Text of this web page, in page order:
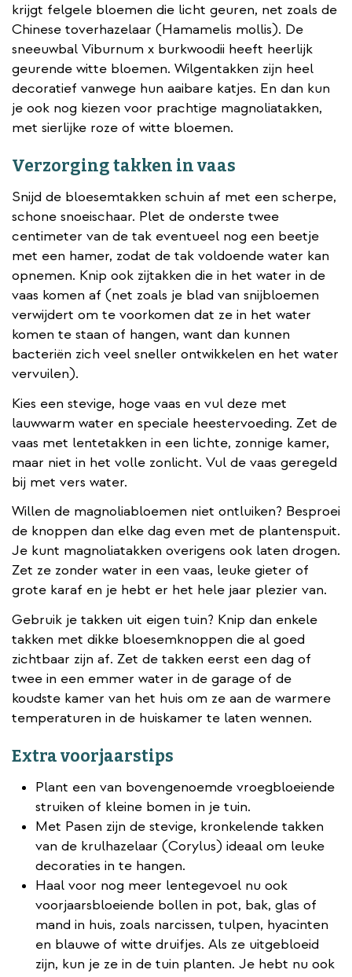
krijgt felgele bloemen die licht geuren, net zoals de
Chinese toverhazelaar (Hamamelis mollis). De
sneeuwbal Viburnum x burkwoodii heeft heerlijk
geurende witte bloemen. Wilgentakken zijn heel
decoratief vanwege hun aaibare katjes. En dan kun
je ook nog kiezen voor prachtige magnoliatakken,
met sierlijke roze of witte bloemen.
Verzorging takken in vaas
Snijd de bloesemtakken schuin af met een scherpe,
schone snoeischaar. Plet de onderste twee
centimeter van de tak eventueel nog een beetje
met een hamer, zodat de tak voldoende water kan
opnemen. Knip ook zijtakken die in het water in de
vaas komen af (net zoals je blad van snijbloemen
verwijdert om te voorkomen dat ze in het water
komen te staan of hangen, want dan kunnen
bacteriën zich veel sneller ontwikkelen en het water
vervuilen).
Kies een stevige, hoge vaas en vul deze met
lauwwarm water en speciale heestervoeding. Zet de
vaas met lentetakken in een lichte, zonnige kamer,
maar niet in het volle zonlicht. Vul de vaas geregeld
bij met vers water.
Willen de magnoliabloemen niet ontluiken? Besproei
de knoppen dan elke dag even met de plantenspuit.
Je kunt magnoliatakken overigens ook laten drogen.
Zet ze zonder water in een vaas, leuke gieter of
grote karaf en je hebt er het hele jaar plezier van.
Gebruik je takken uit eigen tuin? Knip dan enkele
takken met dikke bloesemknoppen die al goed
zichtbaar zijn af. Zet de takken eerst een dag of
twee in een emmer water in de garage of de
koudste kamer van het huis om ze aan de warmere
temperaturen in de huiskamer te laten wennen.
Extra voorjaarstips
Plant een van bovengenoemde vroegbloeiende
struiken of kleine bomen in je tuin.
Met Pasen zijn de stevige, kronkelende takken
van de krulhazelaar (Corylus) ideaal om leuke
decoraties in te hangen.
Haal voor nog meer lentegevoel nu ook
voorjaarsbloeiende bollen in pot, bak, glas of
mand in huis, zoals narcissen, tulpen, hyacinten
en blauwe of witte druifjes. Als ze uitgebloeid
zijn, kun je ze in de tuin planten. Je hebt nu ook